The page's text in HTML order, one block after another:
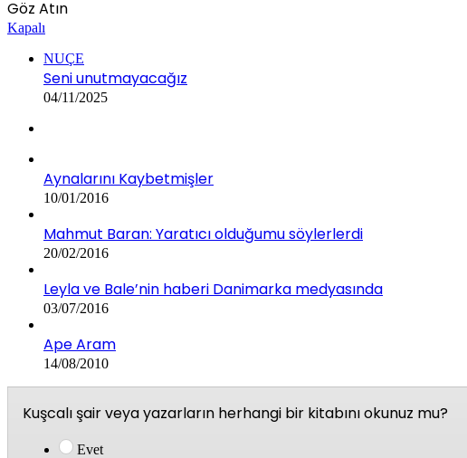
Göz Atın
Kapalı
NUÇE
Seni unutmayacağız
04/11/2025
Aynalarını Kaybetmişler
10/01/2016
Mahmut Baran: Yaratıcı olduğumu söylerlerdi
20/02/2016
Leyla ve Bale’nin haberi Danimarka medyasında
03/07/2016
Ape Aram
14/08/2010
Kuşcalı şair veya yazarların herhangi bir kitabını okunuz mu?
Evet